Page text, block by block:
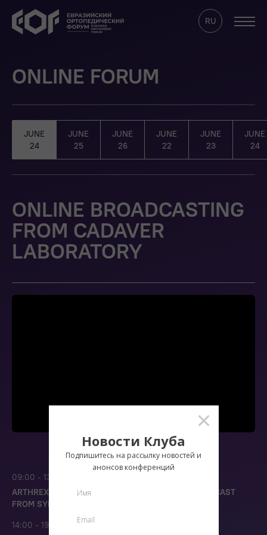
Новости Клуба
Подпишитесь на рассылку новостей и
анонсов конференций
RU
ONLINE FORUM
JUNE
24
JUNE
25
JUNE
26
JUNE
22
JUNE
23
JUNE
24
ONLINE BROADCASTING
FROM CADAVER
LABORATORY
09:00 - 13:00
ARTHREX SCHOOL (MASTER CLASSES WITH BROADCAST
FROM SYMBIOTECH LABORATORY)
14:00 - 19:10
ABOUT
FOR THE MEDIA
ONLINE
CONTACTS
EOF CLUB WEBSITE